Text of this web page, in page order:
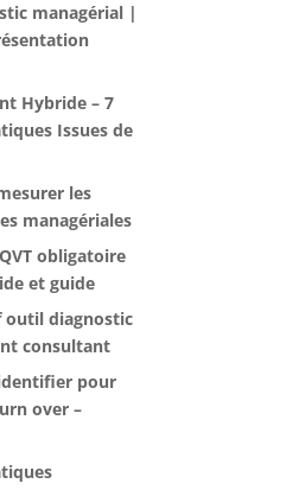
managérial |
Hybride – 7
Issues de
les
managériales
obligatoire
et guide
outil diagnostic
consultant
pour
over –